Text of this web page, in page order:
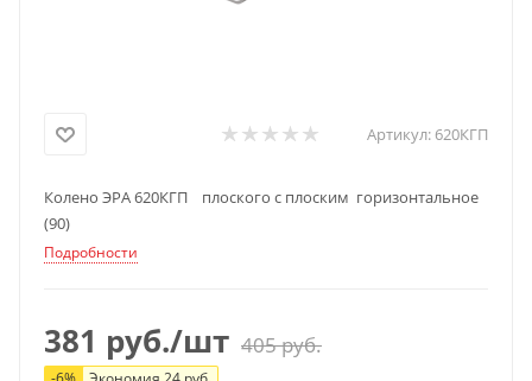
Артикул: 620КГП
Колено ЭРА 620КГП плоского с плоским горизонтальное
(90)
Подробности
381 руб./шт 405руб.